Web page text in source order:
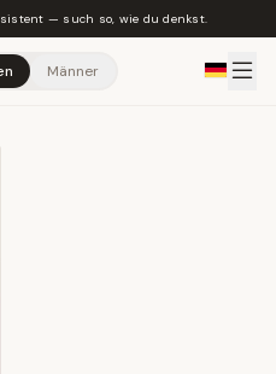
— such so, wie du denkst.
Männer